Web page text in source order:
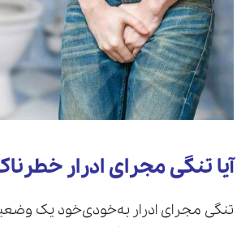
آیا تنگی مجرای ادرار
تنگی مجرای ادرار به‌خودی‌خود یک